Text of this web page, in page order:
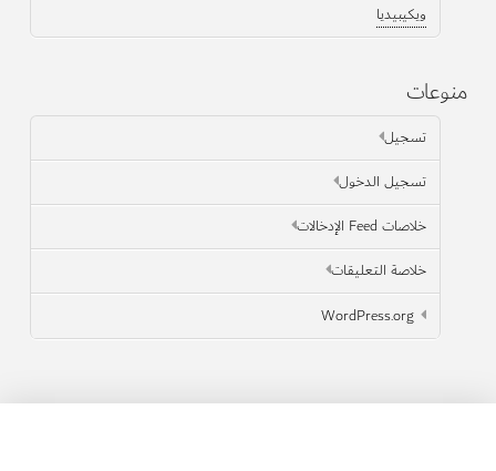
ويكيبيديا
منوعات
تسجيل
تسجيل الدخول
خلاصات Feed الإدخالات
خلاصة التعليقات
WordPress.org